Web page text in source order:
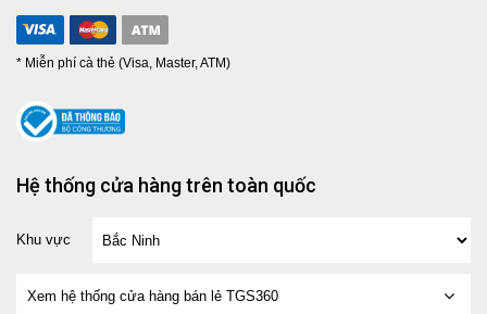
* Miễn phí cà thẻ (Visa, Master, ATM)
Hệ thống cửa hàng trên toàn quốc
Khu vực
Xem hệ thống cửa hàng bán lẻ TGS360